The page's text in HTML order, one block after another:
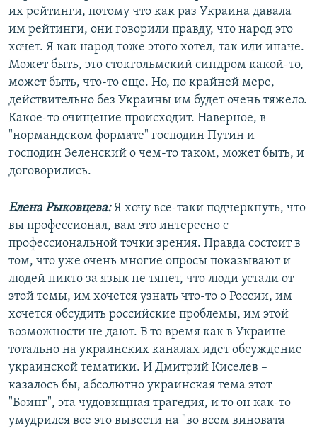
их рейтинги, потому что как раз Украина давала
им рейтинги, они говорили правду, что народ это
хочет. Я как народ тоже этого хотел, так или иначе.
Может быть, это стокгольмский синдром какой-то,
может быть, что-то еще. Но, по крайней мере,
действительно без Украины им будет очень тяжело.
Какое-то очищение происходит. Наверное, в
"нормандском формате" господин Путин и
господин Зеленский о чем-то таком, может быть, и
договорились.
Елена Рыковцева:Я хочу все-таки подчеркнуть, что
вы профессионал, вам это интересно с
профессиональной точки зрения. Правда состоит в
том, что уже очень многие опросы показывают и
людей никто за язык не тянет, что люди устали от
этой темы, им хочется узнать что-то о России, им
хочется обсудить российские проблемы, им этой
возможности не дают. В то время как в Украине
тотально на украинских каналах идет обсуждение
украинской тематики. И Дмитрий Киселев –
казалось бы, абсолютно украинская тема этот
"Боинг", эта чудовищная трагедия, и то он как-то
умудрился все это вывести на "во всем виновата